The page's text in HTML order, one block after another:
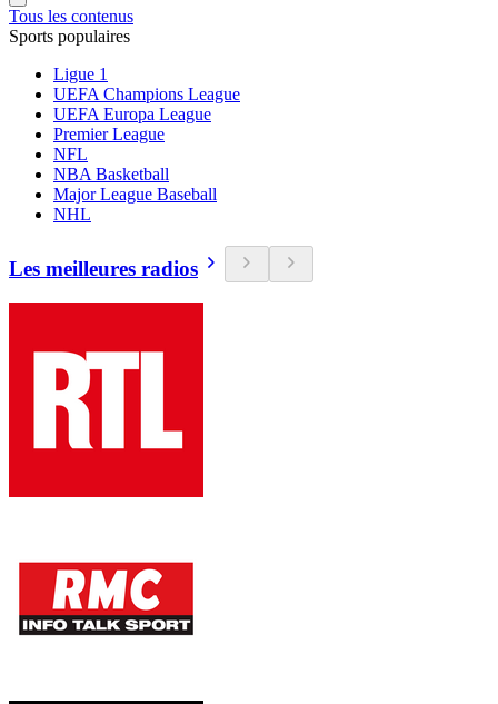
Tous les contenus
Sports populaires
Ligue 1
UEFA Champions League
UEFA Europa League
Premier League
NFL
NBA Basketball
Major League Baseball
NHL
Les meilleures radios